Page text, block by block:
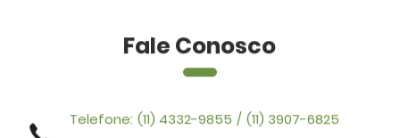
Fale Conosco
Telefone: (11) 4332-9855 / (11) 3907-6825